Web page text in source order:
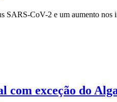
CoV-2 e um aumento
com exceção do